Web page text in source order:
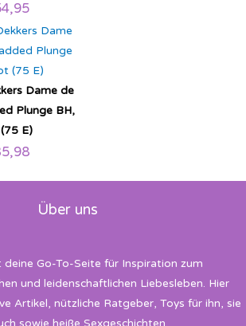
Dame de
Plunge BH,
E)
Über uns
deine Go-To-Seite für Inspiration zum
und leidenschaftlichen Liebesleben. Hier
Artikel, nützliche Ratgeber, Toys für ihn, sie